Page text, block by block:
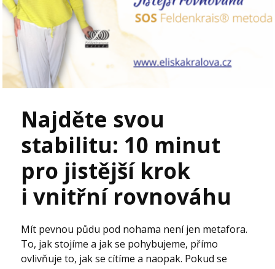
Najděte svou
stabilitu: 10 minut
pro jistější krok
i vnitřní rovnováhu
Mít pevnou půdu pod nohama není jen metafora.
To, jak stojíme a jak se pohybujeme, přímo
ovlivňuje to, jak se cítíme a naopak. Pokud se